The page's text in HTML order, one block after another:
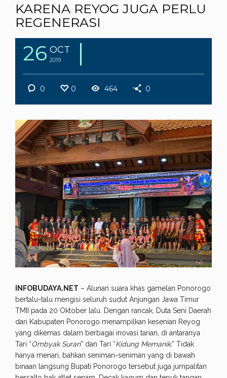
KARENA REYOG JUGA PERLU
REGENERASI
26 OCT
2019
0 0 464 0
INFOBUDAYA.NET – Alunan suara khas gamelan Ponorogo
bertalu-talu mengisi seluruh sudut Anjungan Jawa Timur
TMII pada 20 Oktober lalu. Dengan rancak, Duta Seni Daerah
dari Kabupaten Ponorogo menampilkan kesenian Reyog
yang dikemas dalam berbagai inovasi tarian, di antaranya
Tari “Ombyak Suran” dan Tari “Kidung Memanik.” Tidak
hanya menari, bahkan seniman-seniman yang di bawah
binaan langsung Bupati Ponorogo tersebut juga jumpalitan